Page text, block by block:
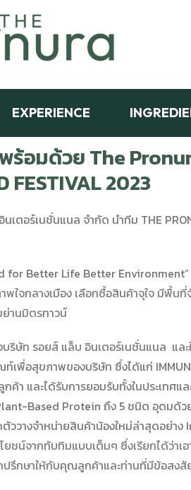
EXPERIENCE
อมด้วย The
FESTIVAL 2023
อร์เนชั่นแนล จำกัด นำทีม THE
for Better Life Better
ใจกลางเมือง เลือกซื้อสินค้าจุใจ มีพื้นที่
านมิตรทาวน์
บริษัท รอยส์ แล็บ อินเตอร์เนชั่นแนล แล
อสุขภาพของบริษัท ซึ่งได้แก่
และได้รับการยอมรับทั้งในประเทศแล
Based Protein ถึง 5 ชนิด อุดมด้ว
วางจำหน่ายสินค้าน้องใหม่ล่าสุดอย่าง
จากทับทิมแบบเต็มๆ ซึ่งเรียกได้ว่าเ
ำปรึกษาให้กับคุณลูกค้าและท่านที่มีข้อส